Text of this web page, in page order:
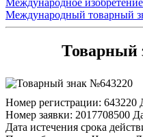
Международное изобретение
Международный товарный
Товарный
Номер регистрации: 643220
Номер заявки: 2017708500
Дата истечения срока